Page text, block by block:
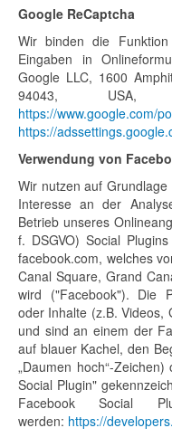
Google ReCaptcha
Wir binden die
Eingaben in
Google LLC, 1600
94043, USA,
https://www.google.com/
https://
Verwendung von
Wir nutzen auf
Interesse an der
Betrieb unseres
f. DSGVO) Social
facebook.com, welches
Canal Square, Grand
wird ("Facebook"). Die
oder Inhalte (z.B. Videos,
und sind an einem der
auf blauer Kachel, den
„Daumen hoch“-
Social Plugin"
Facebook Social
werden: https://